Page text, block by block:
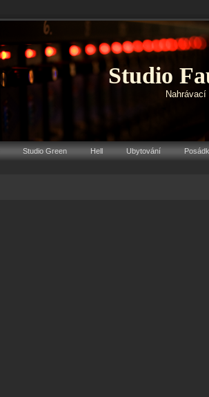
Studio
Studio Green Hell Ubytování